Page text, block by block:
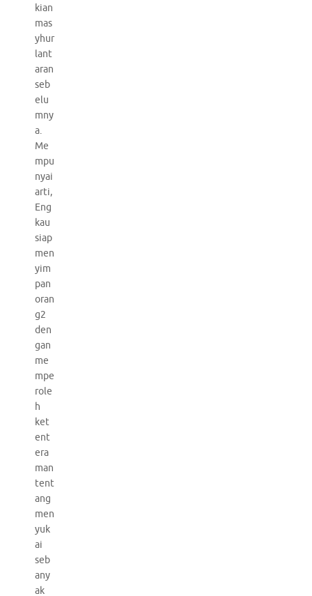
kian
mas
yhur
lant
aran
seb
elu
mny
a.
Me
mpu
nyai
arti,
Eng
kau
siap
men
yim
pan
oran
g2
den
gan
me
mpe
role
h
ket
ent
era
man
tent
ang
men
yuk
ai
seb
any
ak